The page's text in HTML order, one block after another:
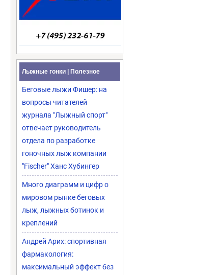
Лыжные гонки | Полезное
Беговые лыжи Фишер: на
вопросы читателей
журнала "Лыжный спорт"
отвечает руководитель
отдела по разработке
гоночных лыж компании
"Fischer" Ханс Хубингер
Много диаграмм и цифр о
мировом рынке беговых
лыж, лыжных ботинок и
креплений
Андрей Арих: спортивная
фармакология:
максимальный эффект без